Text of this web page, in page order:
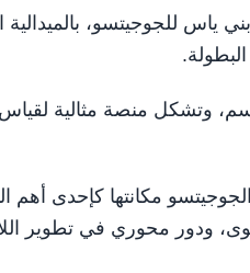
للجوجيتسو، بالميدالية
وتشكل منصة مثالية لقياس
مكانتها كإحدى
ودور محوري في تطوير